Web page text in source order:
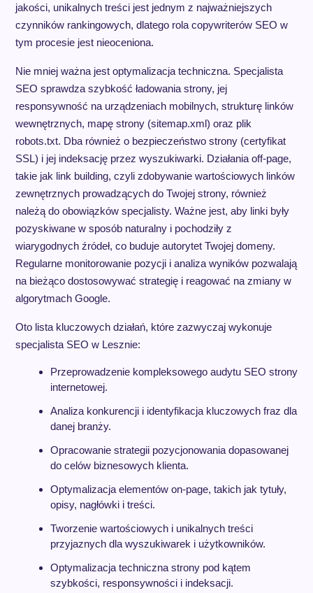
jakości, unikalnych treści jest jednym z najważniejszych
czynników rankingowych, dlatego rola copywriterów SEO w
tym procesie jest nieoceniona.
Nie mniej ważna jest optymalizacja techniczna. Specjalista
SEO sprawdza szybkość ładowania strony, jej
responsywność na urządzeniach mobilnych, strukturę linków
wewnętrznych, mapę strony (sitemap.xml) oraz plik
robots.txt. Dba również o bezpieczeństwo strony (certyfikat
SSL) i jej indeksację przez wyszukiwarki. Działania off-page,
takie jak link building, czyli zdobywanie wartościowych linków
zewnętrznych prowadzących do Twojej strony, również
należą do obowiązków specjalisty. Ważne jest, aby linki były
pozyskiwane w sposób naturalny i pochodziły z
wiarygodnych źródeł, co buduje autorytet Twojej domeny.
Regularne monitorowanie pozycji i analiza wyników pozwalają
na bieżąco dostosowywać strategię i reagować na zmiany w
algorytmach Google.
Oto lista kluczowych działań, które zazwyczaj wykonuje
specjalista SEO w Lesznie:
Przeprowadzenie kompleksowego audytu SEO strony
internetowej.
Analiza konkurencji i identyfikacja kluczowych fraz dla
danej branży.
Opracowanie strategii pozycjonowania dopasowanej
do celów biznesowych klienta.
Optymalizacja elementów on-page, takich jak tytuły,
opisy, nagłówki i treści.
Tworzenie wartościowych i unikalnych treści
przyjaznych dla wyszukiwarek i użytkowników.
Optymalizacja techniczna strony pod kątem
szybkości, responsywności i indeksacji.